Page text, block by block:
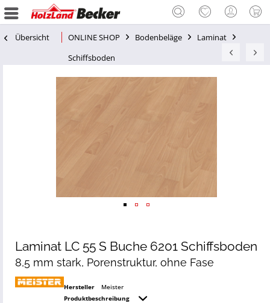
Übersicht ONLINE SHOP Bodenbeläge
Laminat
Schiffsboden
Laminat LC 55 S Buche 6201 Schiffsboden
8,5 mm stark, Porenstruktur, ohne Fase
Hersteller
Meister
Produktbeschreibung